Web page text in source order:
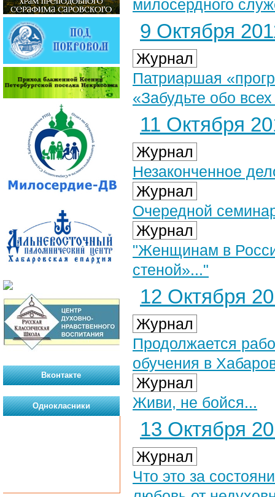
милосердного
9 Октября
Журнал
Патриаршая
«Забудьте обо
11 Октября
Журнал
Незаконченное
Журнал
Очередной
Журнал
"Женщинам в
стеной»..."
12 Октября
Журнал
Продолжается
обучения в
Журнал
Живи, не бойся...
13 Октября
Журнал
Что это за
Вконтакте
Однокласники